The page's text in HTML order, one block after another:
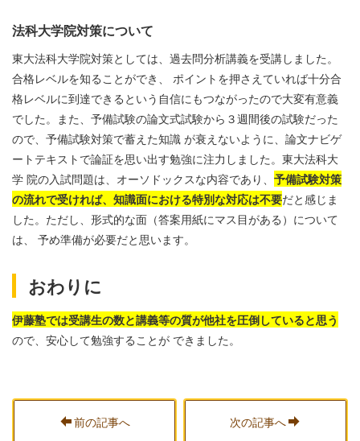
法科大学院対策について
東大法科大学院対策としては、過去問分析講義を受講しました。
合格レベルを知ることができ、 ポイントを押さえていれば十分合
格レベルに到達できるという自信にもつながったので大変有意義
でした。また、予備試験の論文式試験から３週間後の試験だった
ので、予備試験対策で蓄えた知識 が衰えないように、論文ナビゲ
ートテキストで論証を思い出す勉強に注力しました。東大法科大
学 院の入試問題は、オーソドックスな内容であり、 予備試験対策
の流れで受ければ、知識面における特別な対応は不要だと感じま
した。ただし、形式的な面（答案用紙にマス目がある）について
は、 予め準備が必要だと思います。
おわりに
伊藤塾では受講生の数と講義等の質が他社を圧倒していると思う
ので、安心して勉強することが できました。
前の記事へ 次の記事へ